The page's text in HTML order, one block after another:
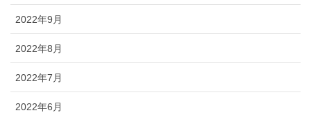
2022年9月
2022年8月
2022年7月
2022年6月